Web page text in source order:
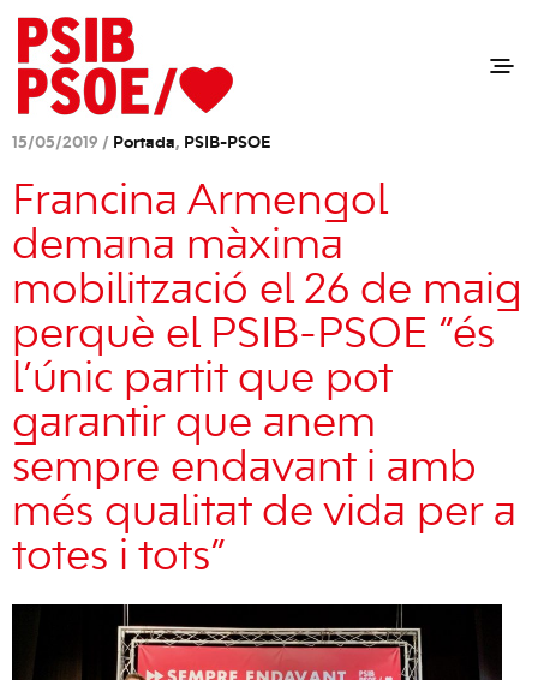
15/05/2019 / Portada, PSIB-PSOE
Francina Armengol
demana màxima
mobilització el 26 de maig
perquè el PSIB-PSOE “és
l’únic partit que pot
garantir que anem
sempre endavant i amb
més qualitat de vida per a
totes i tots”